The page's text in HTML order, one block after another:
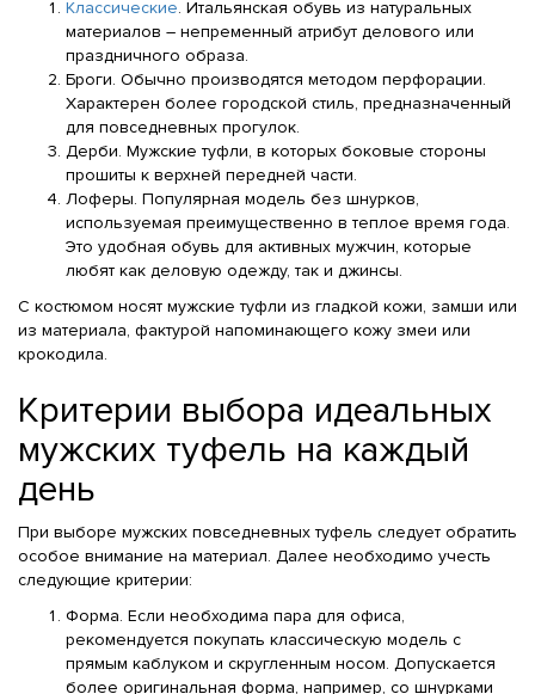
Классические. Итальянская обувь из натуральных
материалов – непременный атрибут делового или
праздничного образа.
Броги. Обычно производятся методом перфорации.
Характерен более городской стиль, предназначенный
для повседневных прогулок.
Дерби. Мужские туфли, в которых боковые стороны
прошиты к верхней передней части.
Лоферы. Популярная модель без шнурков,
используемая преимущественно в теплое время года.
Это удобная обувь для активных мужчин, которые
любят как деловую одежду, так и джинсы.
С костюмом носят мужские туфли из гладкой кожи, замши или
из материала, фактурой напоминающего кожу змеи или
крокодила.
Критерии выбора идеальных
мужских туфель на каждый
день
При выборе мужских повседневных туфель следует обратить
особое внимание на материал. Далее необходимо учесть
следующие критерии:
Форма. Если необходима пара для офиса,
рекомендуется покупать классическую модель с
прямым каблуком и скругленным носом. Допускается
более оригинальная форма, например, со шнурками